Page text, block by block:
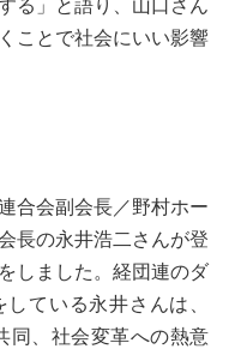
る」と語り、山口さん
ことで社会にいい影響
合会副会長／野村ホー
長の永井浩二さんが登
しました。経団連のダ
ている永井さんは、
同、社会変革への熱意